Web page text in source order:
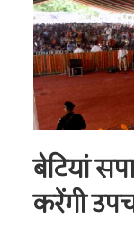
बेटियां
करेंगी